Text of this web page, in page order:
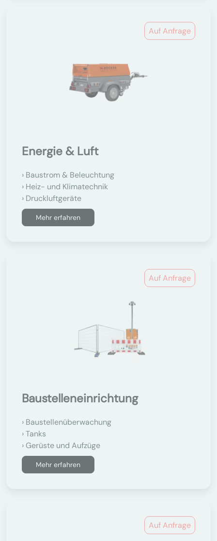
Auf Anfrage
Energie & Luft
Baustrom & Beleuchtung
Heiz- und Klimatechnik
Druckluftgeräte
Mehr erfahren
Auf Anfrage
Baustelleneinrichtung
Baustellenüberwachung
Tanks
Gerüste und Aufzüge
Mehr erfahren
Auf Anfrage